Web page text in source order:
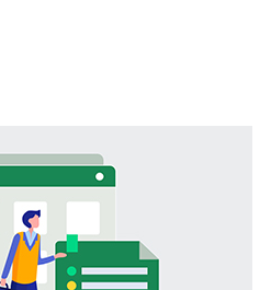
这些资源可以根据用户需求进